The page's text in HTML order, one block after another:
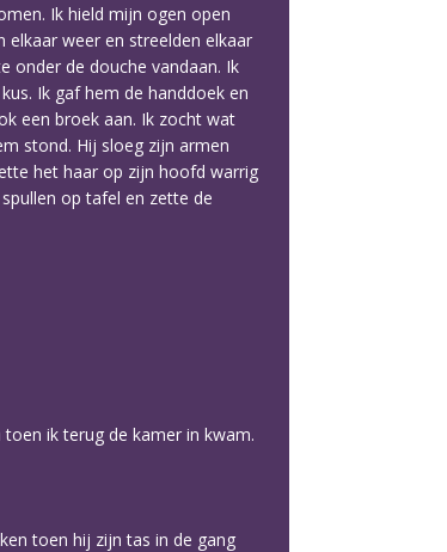
Ik hield mijn ogen open
weer en streelden elkaar
onder de douche vandaan. Ik
Ik gaf hem de handdoek en
een broek aan. Ik zocht wat
stond. Hij sloeg zijn armen
het haar op zijn hoofd warrig
op tafel en zette de
ik terug de kamer in kwam.
toen hij zijn tas in de gang